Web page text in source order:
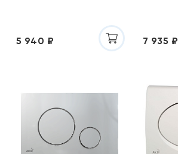
5 940 ₽ 7 935 ₽